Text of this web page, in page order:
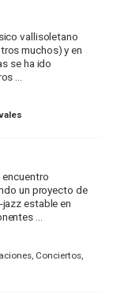
vallisoletano
muchos) y en
se ha ido
...
encuentro
un proyecto de
estable en
...
Conciertos,